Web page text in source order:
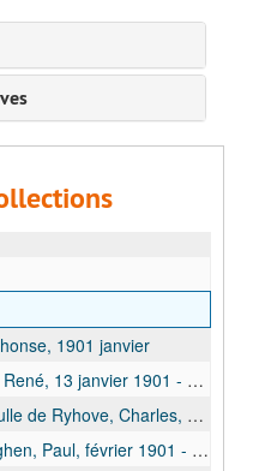
1898-1989
1901 janvier
13 janvier 1901 - 3 mars 1901
Charles, 16 janvier 1901 - 31 mars 1901
Paul, février 1901 - 31 mars 1901